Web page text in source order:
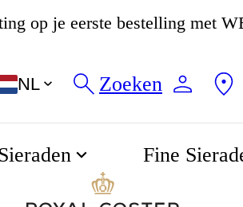
op je eerste bestelling met
538 beoordelingen
NL Zoeken
Fine